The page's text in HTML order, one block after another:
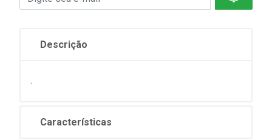
Descrição
.
Características